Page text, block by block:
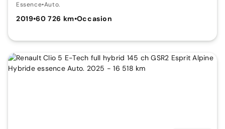
Essence•Auto.
2019•60 726 km•Occasion